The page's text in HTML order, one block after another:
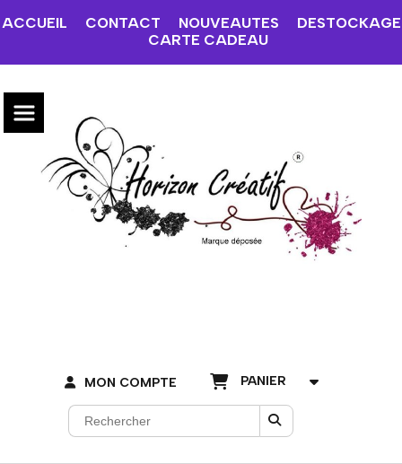
ACCUEIL CONTACT NOUVEAUTES
DESTOCKAGE
CARTE CADEAU
MON COMPTE PANIER